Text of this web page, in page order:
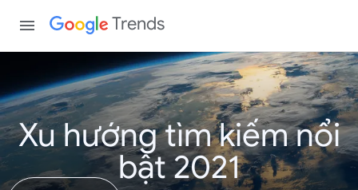
Trends
Xu hướng tìm kiếm nổi
bật 2021